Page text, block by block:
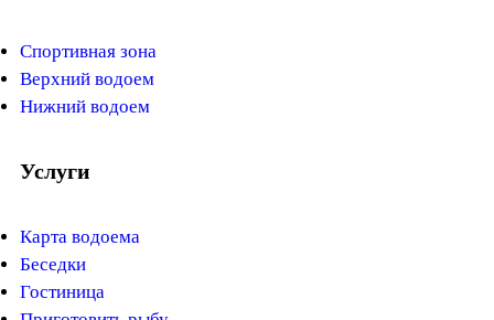
Спортивная зона
Верхний водоем
Нижний водоем
Услуги
Карта водоема
Беседки
Гостиница